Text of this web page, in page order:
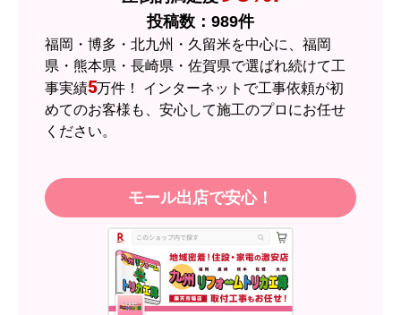
予定の期日までに商品が届きましたか？
はい
商品の梱包は必要十分なものでしたか？
はい
またこのショップを利用したいですか？
【注文商品】エアコン・クーラー 【注
文時期】2026年05月頃（モバイルから）
【このショップを選んだ理由は？】
近隣のショップでしっかりやってくれそうだった
投稿数： 989件
福岡・博多・北九州・久留米を中心に、福岡
県・熊本県・長崎県・佐賀県で選ばれ続けて工
事実績5万件！ インターネットで工事依頼が初
めてのお客様も、安心して施工のプロにお任せ
ください。
モール出店で安心！